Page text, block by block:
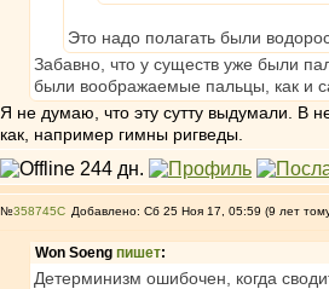
Это надо полагать были
Забавно, что у существ уже были
были воображаемые пальцы, как и
Я не думаю, что эту сутту выдумали. В
как, например гимны ригведы.
№358745 Добавлено: Сб 25 Ноя 17, 05:59 (9 лет
Won Soeng пишет:
Детерминизм ошибочен, когда